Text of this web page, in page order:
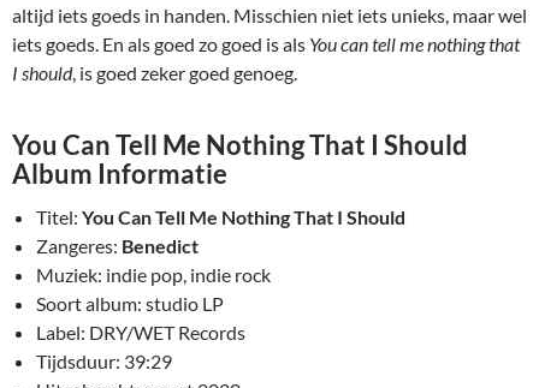
altijd iets goeds in handen. Misschien niet iets unieks, maar wel
iets goeds. En als goed zo goed is als You can tell me nothing that
I should, is goed zeker goed genoeg.
You Can Tell Me Nothing That I Should
Album Informatie
Titel: You Can Tell Me Nothing That I Should
Zangeres: Benedict
Muziek: indie pop, indie rock
Soort album: studio LP
Label: DRY/WET Records
Tijdsduur: 39:29